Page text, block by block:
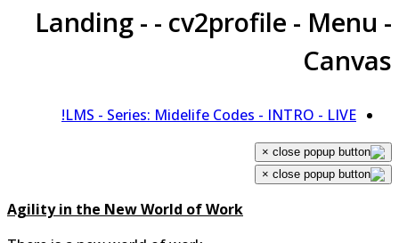
Landing - - cv2profile - Menu
LMS - Series: Midelife Codes - INTRO - LIVE!
×
×
Agility in the New World of Work